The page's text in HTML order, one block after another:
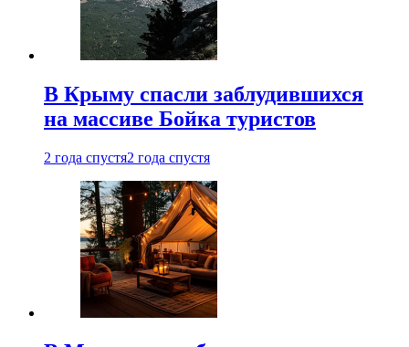
В Крыму спасли заблудившихся
на массиве Бойка туристов
2 года спустя2 года спустя